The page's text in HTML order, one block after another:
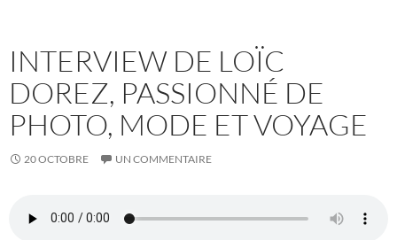
INTERVIEW DE LOÏC
DOREZ, PASSIONNÉ DE
PHOTO, MODE ET VOYAGE
20 OCTOBRE UN COMMENTAIRE